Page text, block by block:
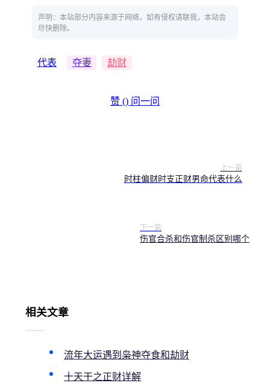
声明：本站部分内容来源于网络，如有侵权请联我，本站会
尽快删除。
代表 夺妻 劫财
赞 () 问一问
上一篇
时柱偏财时支正财男命代表什么
下一篇
伤官合杀和伤官制杀区别哪个
相关文章
流年大运遇到枭神夺食和劫财
十天干之正财详解